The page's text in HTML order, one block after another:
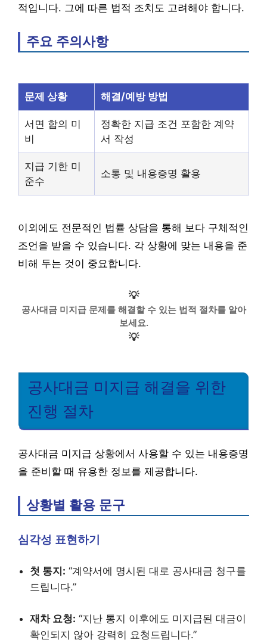
적입니다. 그에 따른 법적 조치도 고려해야 합니다.
주요 주의사항
문제 상황 해결/예방 방법
서면 합의 미
비
정확한 지급 조건 포함한 계약
서 작성
지급 기한 미
준수
소통 및 내용증명 활용
이외에도 전문적인 법률 상담을 통해 보다 구체적인
조언을 받을 수 있습니다. 각 상황에 맞는 내용을 준
비해 두는 것이 중요합니다.
💡
공사대금 미지급 문제를 해결할 수 있는 법적 절차를 알아
보세요.
💡
공사대금 미지급 해결을 위한
진행 절차
공사대금 미지급 상황에서 사용할 수 있는 내용증명
을 준비할 때 유용한 정보를 제공합니다.
상황별 활용 문구
심각성 표현하기
첫 통지: “계약서에 명시된 대로 공사대금 청구를
드립니다.”
재차 요청: “지난 통지 이후에도 미지급된 대금이
확인되지 않아 강력히 요청드립니다.”